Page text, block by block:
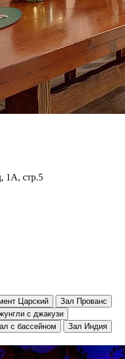
1А, стр.5
Царский
Зал Прованс
с джакузи
с бассейном
Зал Индия